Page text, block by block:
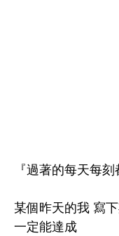
『過著的每天每
某個昨天的我 寫
一定能達成